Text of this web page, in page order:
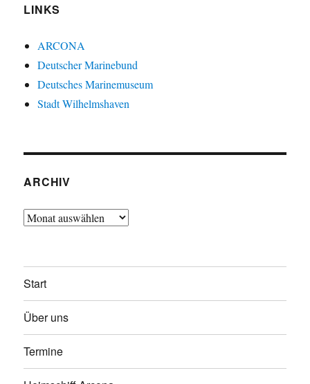
LINKS
ARCONA
Deutscher Marinebund
Deutsches Marinemuseum
Stadt Wilhelmshaven
ARCHIV
Archiv
Start
Über uns
Termine